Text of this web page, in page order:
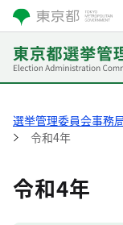
選挙管理委員会事務
令和4年
令和4年